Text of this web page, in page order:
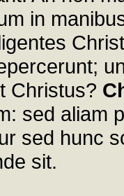
in
Christus?
sed aliam
sed hunc
sit.